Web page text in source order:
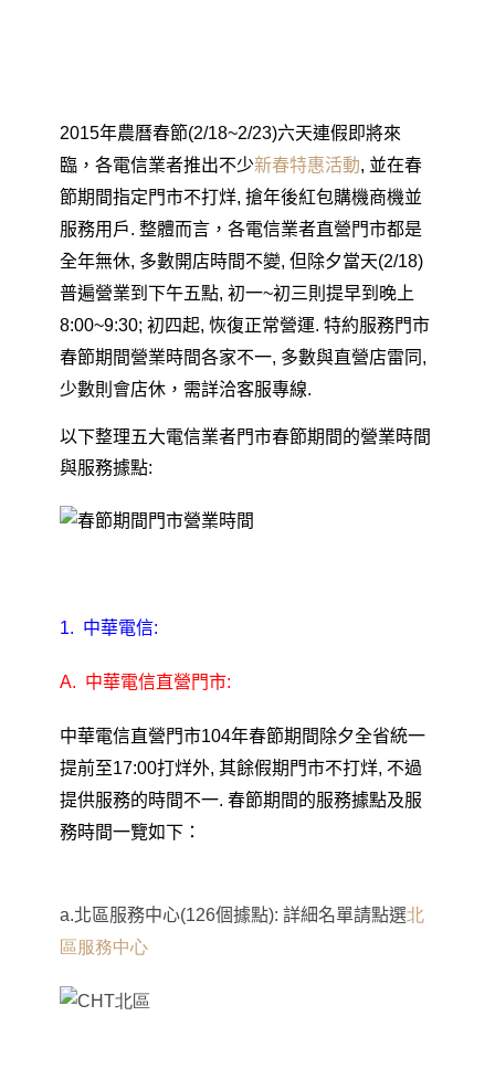
2015年農曆春節(2/18~2/23)六天連假即將來
臨，各電信業者推出不少新春特惠活動, 並在春
節期間指定門市不打烊, 搶年後紅包購機商機並
服務用戶. 整體而言，各電信業者直營門市都是
全年無休, 多數開店時間不變, 但除夕當天(2/18)
普遍營業到下午五點, 初一~初三則提早到晚上
8:00~9:30; 初四起, 恢復正常營運. 特約服務門市
春節期間營業時間各家不一, 多數與直營店雷同,
少數則會店休，需詳洽客服專線.
以下整理五大電信業者門市春節期間的營業時間
與服務據點:
1. 中華電信:
A. 中華電信直營門市:
中華電信直營門市104年春節期間除夕全省統一
提前至17:00打烊外, 其餘假期門市不打烊, 不過
提供服務的時間不一. 春節期間的服務據點及服
務時間一覽如下：
a.北區服務中心(126個據點): 詳細名單請點選北
區服務中心